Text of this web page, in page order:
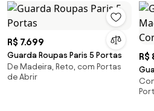
R$ 7.699
Guarda Roupas Paris 5 Portas
De Madeira, Reto, com Portas
de Abrir
R$
3